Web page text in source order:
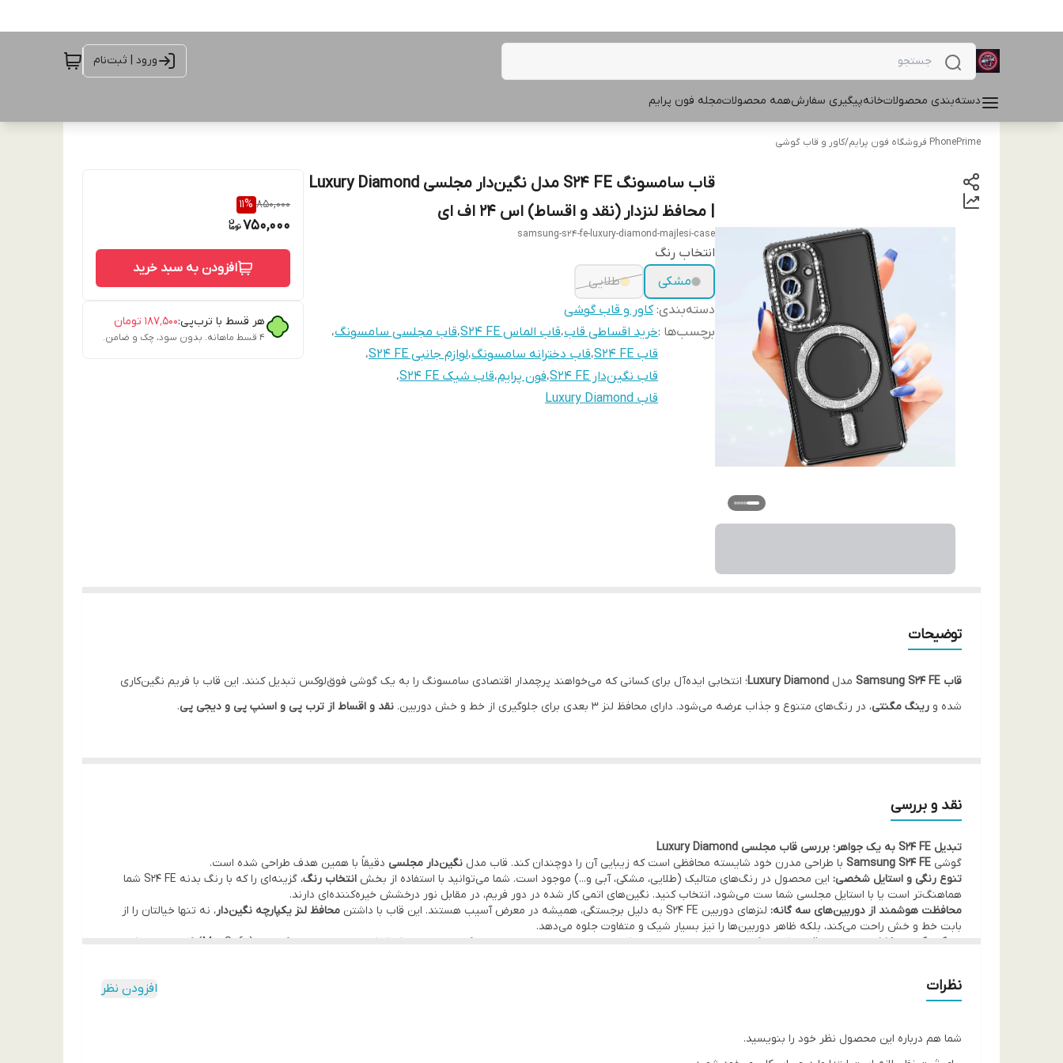
ورود | ثبت‌نام
دسته‌بندی محصولاتخانهپیگیری سفارشهمه محصولاتمجله فون پرایم
PhonePrime فروشگاه فون پرایم /کاور و قاب گوشی
قاب سامسونگ S24 FE مدل نگین‌دار مجلسی Luxury Diamond
| محافظ لنزدار (نقد و اقساط) اس 24 اف ای
samsung-s24-fe-luxury-diamond-majlesi-case
انتخاب رنگ
مشکی
طلایی
دسته‌بندی:کاور و قاب گوشی
برچسب‌ها :خرید اقساطی قاب،قاب الماس S24 FE ،قاب مجلسی سامسونگ،
قاب S24 FE
،قاب دخترانه سامسونگ،لوازم جانبی S24 FE
،
قاب نگین‌دار S24 FE
،فون پرایم،قاب شیک S24 FE
،
قاب Luxury Diamond
850,000
11%
750,000
افزودن به سبد خرید
هر قسط با ترب‌پی:۱۸۷٬۵۰۰ تومان
۴ قسط ماهانه. بدون سود، چک و ضامن.
توضیحات
قاب Samsung S24 FE مدل Luxury Diamond؛ انتخابی ایده‌آل برای کسانی که می‌خواهند پرچمدار اقتصادی سامسونگ را به یک گوشی فوق‌لوکس تبدیل کنند. این قاب با فریم نگین‌کاری
شده و رینگ مگنتی، در رنگ‌های متنوع و جذاب عرضه می‌شود. دارای محافظ لنز ۳ بعدی برای جلوگیری از خط و خش دوربین. نقد و اقساط از ترب پی و اسنپ پی و دیجی پی.
نقد و بررسی
تبدیل S24 FE به یک جواهر؛ بررسی قاب مجلسی Luxury Diamond
گوشی Samsung S24 FE با طراحی مدرن خود شایسته محافظی است که زیبایی آن را دوچندان کند. قاب مدل نگین‌دار مجلسی دقیقاً با همین هدف طراحی شده است.
تنوع رنگی و استایل شخصی: این محصول در رنگ‌های متالیک (طلایی، مشکی، آبی و...) موجود است. شما می‌توانید با استفاده از بخش انتخاب رنگ
، گزینه‌ای را که با رنگ بدنه S24 FE شما
هماهنگ‌تر است یا با استایل مجلسی شما ست می‌شود، انتخاب کنید. نگین‌های اتمی کار شده در دور فریم، در مقابل نور درخشش خیره‌کننده‌ای دارند.
محافظت هوشمند از دوربین‌های سه گانه: لنزهای دوربین S24 FE به دلیل برجستگی، همیشه در معرض آسیب هستند. این قاب با داشتن محافظ لنز یکپارچه نگین‌دار، نه تنها خیالتان را از
بابت خط و خش راحت می‌کند، بلکه ظاهر دوربین‌ها را نیز بسیار شیک و متفاوت جلوه می‌دهد.
رینگ مگنتی و کارایی:
در پشت قاب، یک رینگ با طراحی براق تعبیه شده که علاوه بر زیبایی، به حفظ تعادل گوشی در دست کمک کرده و به استایل مگ‌سیف (MagSafe) گوشی‌های لوکس
نظرات افزودن نظر
شما هم درباره این محصول نظر خود را بنویسید.